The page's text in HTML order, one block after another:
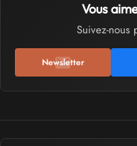
Vous
Suivez-
Newsletter